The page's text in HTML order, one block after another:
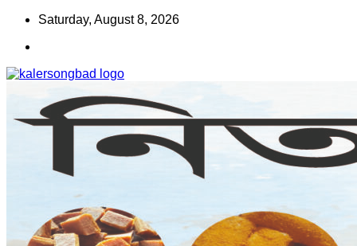
Skip
content
Saturday, August 8, 2026
কালের সংবাদ
www.kalersongbad.com